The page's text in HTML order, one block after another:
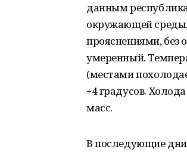
данным
окружающей среды,
прояснениями, без
умеренный.
(местами
+4 градусов.
масс.
В последующие